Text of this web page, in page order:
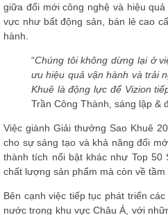
giữa đổi mới công nghệ và hiệu
vực như bất động sản, bán lẻ cao
hành.
“Chúng tôi không dừng lại ở
ưu hiệu quả vận hành và trải
Khuê là động lực để Vizion
Trần Công Thành, sáng lập &
Việc giành Giải thưởng Sao Khuê
cho sự sáng tạo và khả năng đổi
thành tích nổi bật khác như Top 50
chất lượng sản phẩm mà còn về
Bên cạnh việc tiếp tục phát triển
nước trong khu vực Châu Á, với